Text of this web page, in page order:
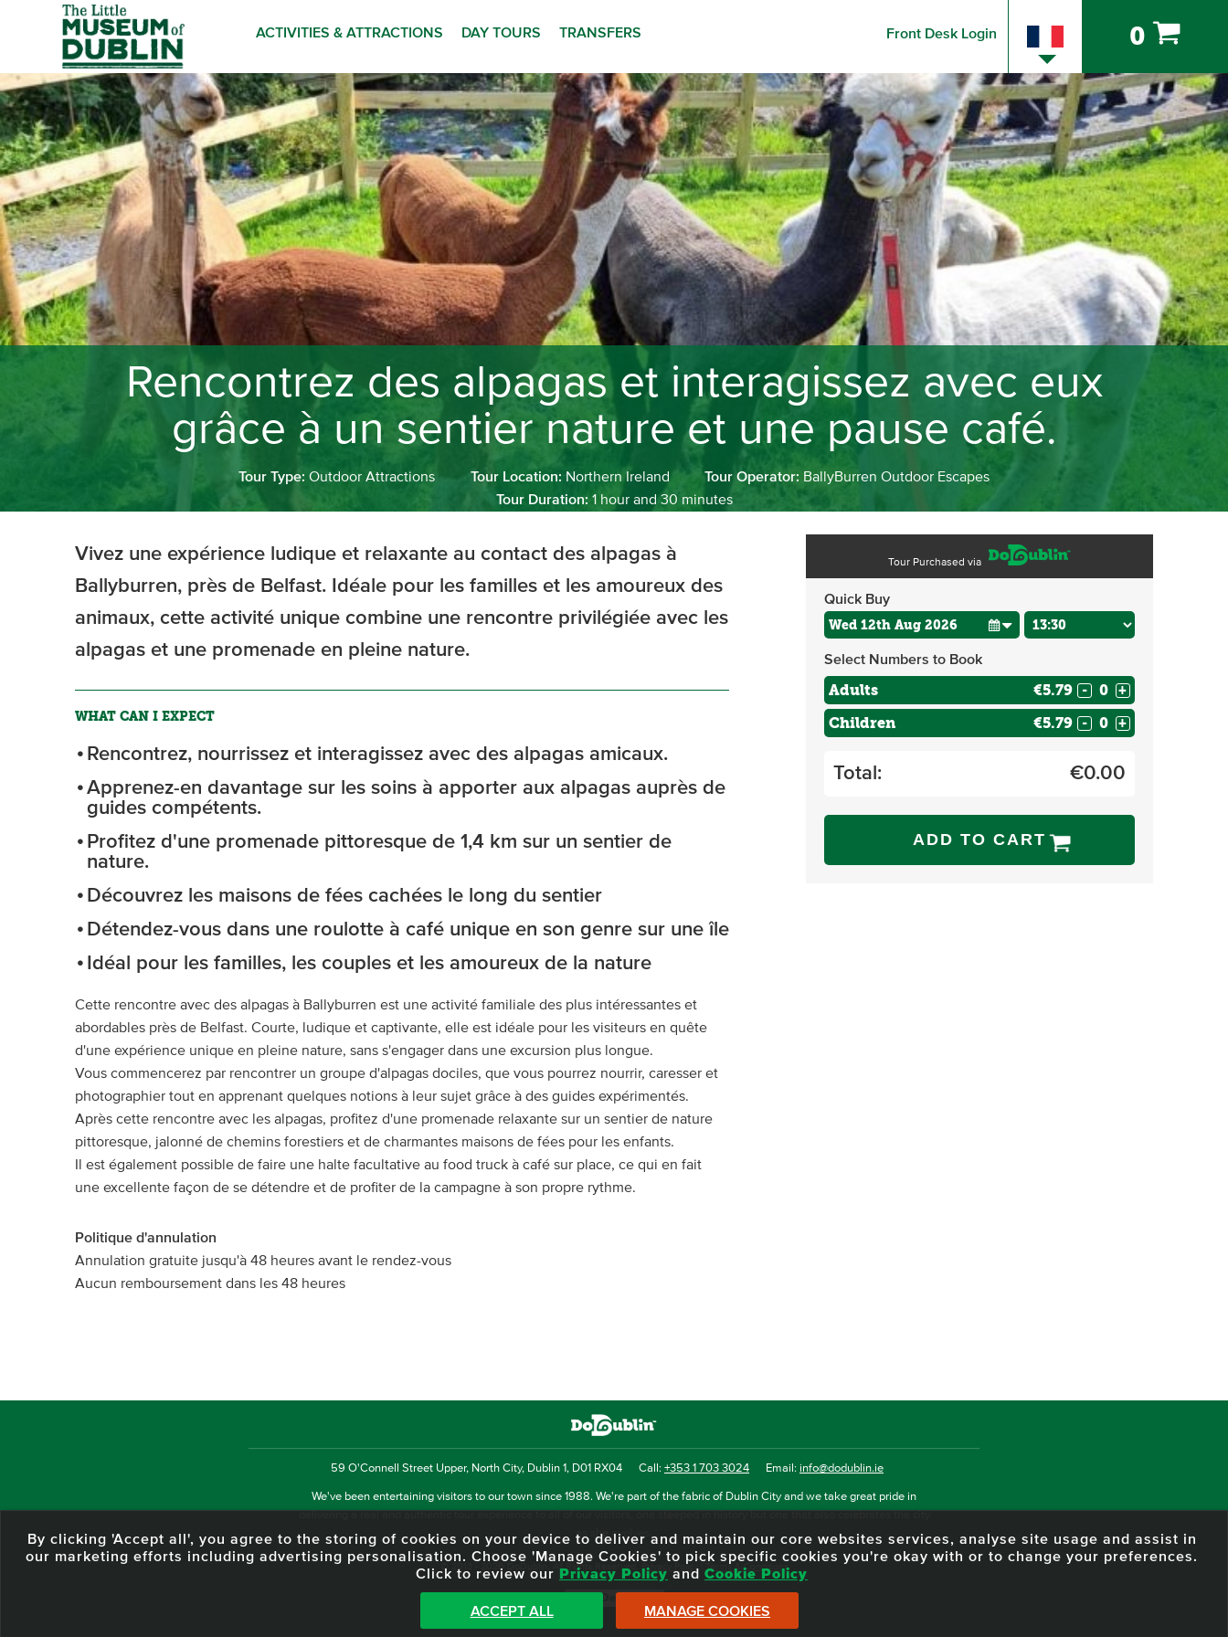
ACTIVITIES & ATTRACTIONS DAY TOURS TRANSFERS Front Desk Login 0
Rencontrez des alpagas et interagissez avec eux
grâce à un sentier nature et une pause café.
Tour Type: Outdoor Attractions Tour Location: Northern Ireland Tour Operator: BallyBurren Outdoor Escapes
Tour Duration: 1 hour and 30 minutes
Vivez une expérience ludique et relaxante au contact des alpagas à
Ballyburren, près de Belfast. Idéale pour les familles et les amoureux des
animaux, cette activité unique combine une rencontre privilégiée avec les
alpagas et une promenade en pleine nature.
WHAT CAN I EXPECT
Rencontrez, nourrissez et interagissez avec des alpagas amicaux.
Apprenez-en davantage sur les soins à apporter aux alpagas auprès de
guides compétents.
Profitez d'une promenade pittoresque de 1,4 km sur un sentier de
nature.
Découvrez les maisons de fées cachées le long du sentier
Détendez-vous dans une roulotte à café unique en son genre sur une île
Idéal pour les familles, les couples et les amoureux de la nature
Cette rencontre avec des alpagas à Ballyburren est une activité familiale des plus intéressantes et
abordables près de Belfast. Courte, ludique et captivante, elle est idéale pour les visiteurs en quête
d'une expérience unique en pleine nature, sans s'engager dans une excursion plus longue.
Vous commencerez par rencontrer un groupe d'alpagas dociles, que vous pourrez nourrir, caresser et
photographier tout en apprenant quelques notions à leur sujet grâce à des guides expérimentés.
Après cette rencontre avec les alpagas, profitez d'une promenade relaxante sur un sentier de nature
pittoresque, jalonné de chemins forestiers et de charmantes maisons de fées pour les enfants.
Il est également possible de faire une halte facultative au food truck à café sur place, ce qui en fait
une excellente façon de se détendre et de profiter de la campagne à son propre rythme.
Politique d'annulation
Annulation gratuite jusqu'à 48 heures avant le rendez-vous
Aucun remboursement dans les 48 heures
Tour Purchased via
Quick Buy
Select Numbers to Book
Adults €5.79 - +
Children €5.79 - +
Total: €0.00
ADD TO CART
59 O'Connell Street Upper, North City, Dublin 1, D01 RX04 Call: +353 1 703 3024 Email: info@dodublin.ie
We've been entertaining visitors to our town since 1988. We're part of the fabric of Dublin City and we take great pride in
as she evolves.
© 2013 - 2026 DoDublin. All Rights Reserved. Privacy Policy Terms & Conditions
Front Desk Login
By clicking 'Accept all', you agree to the storing of cookies on your device to deliver and maintain our core websites services, analyse site usage and assist in
our marketing efforts including advertising personalisation. Choose 'Manage Cookies' to pick specific cookies you're okay with or to change your preferences.
Click to review our
Privacy Policy and Cookie Policy
ACCEPT ALL MANAGE COOKIES